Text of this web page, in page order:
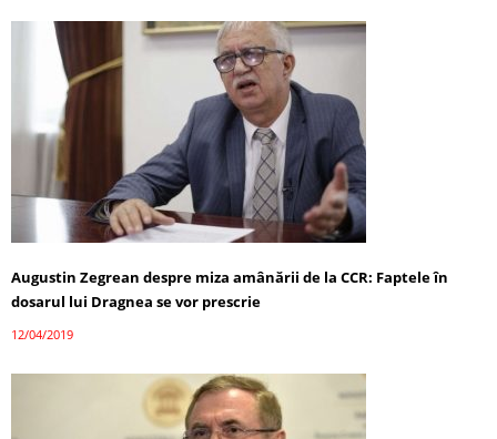
Augustin Zegrean despre miza amânării de la CCR: Faptele în
dosarul lui Dragnea se vor prescrie
12/04/2019